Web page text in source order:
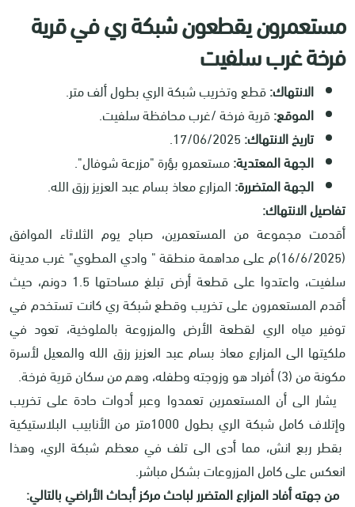
مستعمرون يقطعون شبكة ري في قرية
فرخة غرب سلفيت
الانتهاك:قطع وتخريب شبكة الري بطول ألف متر.
الموقع:قرية فرخة /غرب محافظة سلفيت.
تاريخ الانتهاك:17/06/2025.
الجهة المعتدية:مستعمرو بؤرة "مزرعة شوفال".
الجهة المتضررة:المزارع معاذ بسام عبد العزيز رزق الله.
تفاصيل الانتهاك:
أقدمت مجموعة من المستعمرين، صباح يوم الثلاثاء الموافق
(16/6/2025)م على مداهمة منطقة " وادي المطوي" غرب مدينة
سلفيت، واعتدوا على قطعة أرض تبلغ مساحتها 1.5 دونم، حيث
أقدم المستعمرون على تخريب وقطع شبكة ري كانت تستخدم في
توفير مياه الري لقطعة الأرض والمزروعة بالملوخية، تعود في
ملكيتها الى المزارع معاذ بسام عبد العزيز رزق الله والمعيل لأسرة
مكونة من (3) أفراد هو وزوجته وطفله، وهم من سكان قرية فرخة.
يشار الى أن المستعمرين تعمدوا وعبر أدوات حادة على تخريب
وإتلاف كامل شبكة الري بطول 1000متر من الأنابيب البلاستيكية
بقطر ربع انش، مما أدى الى تلف في معظم شبكة الري، وهذا
انعكس على كامل المزروعات بشكل مباشر.
من جهته أفاد المزارع المتضرر لباحث مركز أبحاث الأراضي بالتالي: